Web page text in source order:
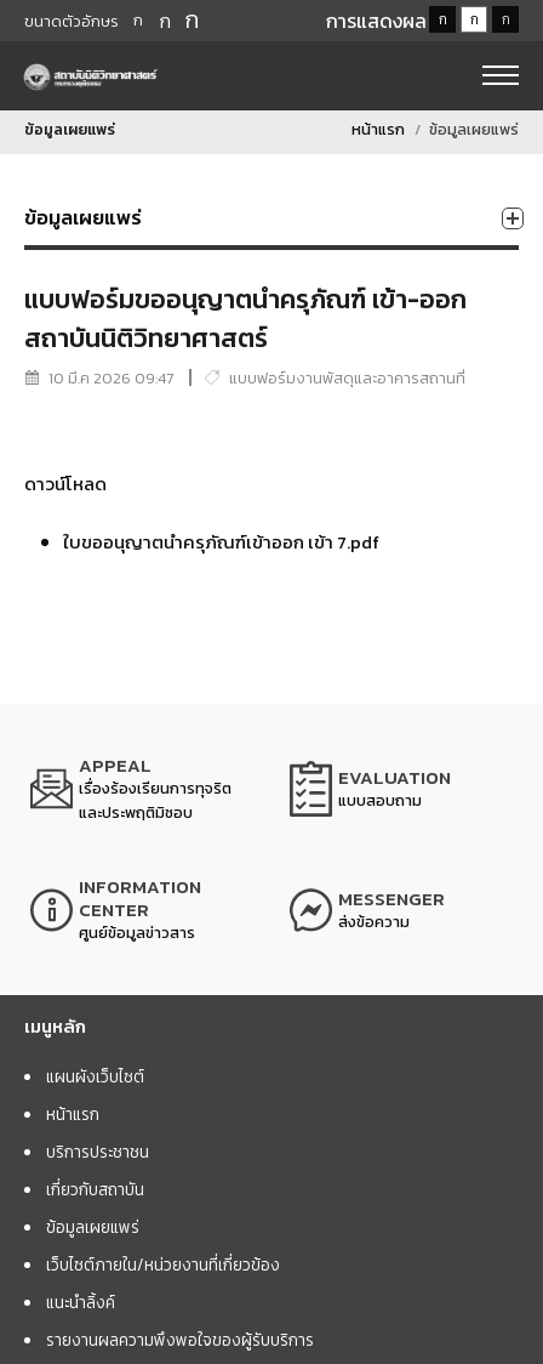
ขนาดตัวอักษร ก ก ก การแสดงผล ก ก ก
ข้อมูลเผยแพร่ หน้าแรก ข้อมูลเผยแพร่
ข้อมูลเผยแพร่
แบบฟอร์มขออนุญาตนำครุภัณฑ์ เข้า-ออก
สถาบันนิติวิทยาศาสตร์
10 มี.ค 2026 09:47 แบบฟอร์มงานพัสดุและอาคารสถานที่
ดาวน์โหลด
ใบขออนุญาตนำครุภัณฑ์เข้าออก เข้า 7.pdf
APPEAL
เรื่องร้องเรียนการทุจริต
และประพฤติมิชอบ
EVALUATION
แบบสอบถาม
INFORMATION
CENTER
ศูนย์ข้อมูลข่าวสาร
MESSENGER
ส่งข้อความ
เมนูหลัก
แผนผังเว็บไซต์
หน้าแรก
บริการประชาชน
เกี่ยวกับสถาบัน
ข้อมูลเผยแพร่
เว็บไซต์ภายใน/หน่วยงานที่เกี่ยวข้อง
แนะนำลิ้งค์
รายงานผลความพึงพอใจของผู้รับบริการ